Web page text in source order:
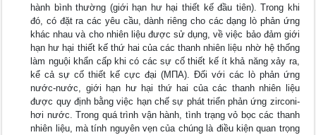
hành bình thường (giới hạn hư hại thiết kế đầu tiên). Trong khi
đó, có đặt ra các yêu cầu, dành riêng cho các dạng lò phản ứng
khác nhau và cho nhiên liệu được sử dụng, về việc bảo đảm giới
hạn hư hại thiết kế thứ hai của các thanh nhiên liệu nhờ hệ thống
làm nguội khẩn cấp khi có các sự cố thiết kế ít khả năng xảy ra,
kể cả sự cố thiết kế cực đại (МПА). Đối với các lò phản ứng
nước-nước, giới hạn hư hại thứ hai của các thanh nhiên liệu
được quy định bằng việc hạn chế sự phát triển phản ứng zirconi-
hơi nước. Trong quá trình vận hành, tình trạng vỏ bọc các thanh
nhiên liệu, mà tính nguyên vẹn của chúng là điều kiện quan trọng